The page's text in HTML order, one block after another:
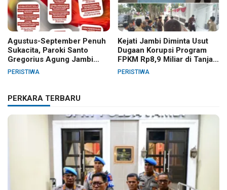
Agustus-September Penuh
Sukacita, Paroki Santo
Gregorius Agung Jambi
Gelar Berbagai Kegiatan
PERISTIWA
Kejati Jambi Diminta Usut
Dugaan Korupsi Program
FPKM Rp8,9 Miliar di Tanjab
Barat
PERISTIWA
PERKARA TERBARU